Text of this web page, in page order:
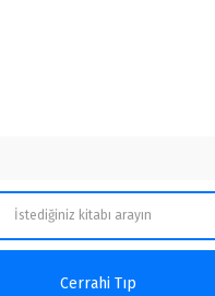
Cerrahi Tıp